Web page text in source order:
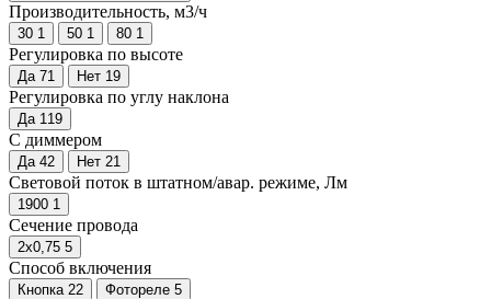
Производительность, м3/ч
30 1 50 1 80 1
Регулировка по высоте
Да 71 Нет 19
Регулировка по углу наклона
Да 119
С диммером
Да 42 Нет 21
Световой поток в штатном/авар. режиме, Лм
1900 1
Сечение провода
2х0,75 5
Способ включения
Кнопка 22 Фотореле 5